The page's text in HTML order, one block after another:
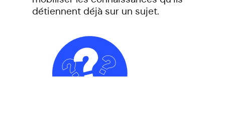
détiennent déjà sur un sujet.